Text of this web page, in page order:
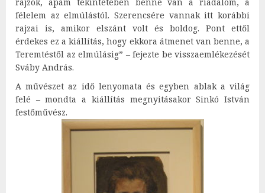
félelem az elmúlástól. Szerencsére vannak itt korábbi
rajzai is, amikor elszánt volt és boldog. Pont ettől
érdekes ez a kiállítás, hogy ekkora átmenet van benne, a
Teremtéstől az elmúlásig” – fejezte be visszaemlékezését
Sváby András.
A művészet az idő lenyomata és egyben ablak a világ
felé – mondta a kiállítás megnyitásakor Sinkó István
festőművész.